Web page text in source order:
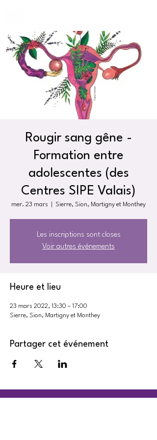
Rougir sang gêne -
Formation entre
adolescentes (des
Centres SIPE Valais)
mer. 23 mars Sierre, Sion, Martigny et Monthey
Les inscriptions sont closes
Voir autres événements
Heure et lieu
23 mars 2022, 13:30 – 17:00
Sierre, Sion, Martigny et Monthey
Partager cet événement